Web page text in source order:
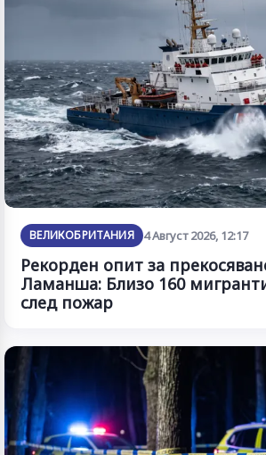
ВЕЛИКОБРИТАНИЯ 4 Август 2026, 12:17
Рекорден опит за
Ламанша: Близо 160
след пожар